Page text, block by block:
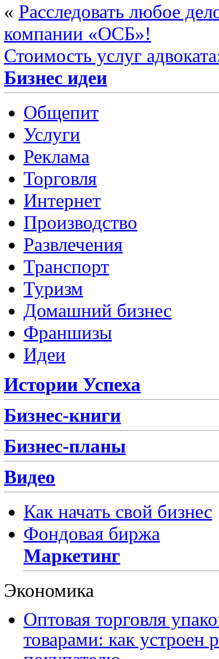
« Расследовать любое
компании «ОСБ»!
Стоимость услуг
Бизнес идеи
Общепит
Услуги
Реклама
Торговля
Интернет
Производство
Развлечения
Транспорт
Туризм
Домашний бизнес
Франшизы
Идеи
Истории Успеха
Бизнес-книги
Бизнес-планы
Видео
Как начать свой бизнес
Фондовая биржа
Маркетинг
Экономика
Оптовая торговля
товарами: как устроен